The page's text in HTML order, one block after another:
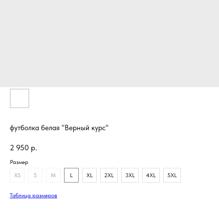
футболка белая "Верный курс"
2 950 р.
Размер
XS
S M L XL 2XL 3XL 4XL 5XL
Таблица размеров